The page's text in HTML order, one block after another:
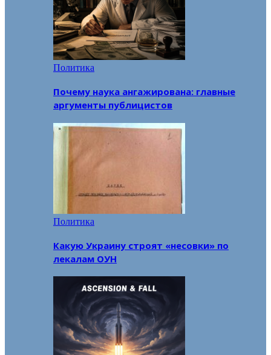
Политика
Почему наука ангажирована: главные
аргументы публицистов
Политика
Какую Украину строят «несовки» по
лекалам ОУН